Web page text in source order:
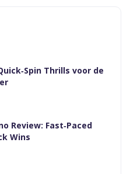
Thrills voor de
Review: Fast‑Paced
Wins